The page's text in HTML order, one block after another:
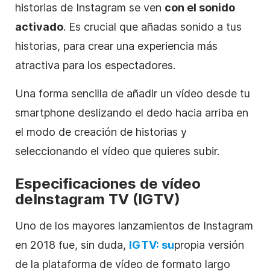
historias de Instagram se ven con el sonido
activado. Es crucial que añadas sonido a tus
historias, para crear una experiencia más
atractiva para los espectadores.
Una forma sencilla de añadir un vídeo desde tu
smartphone deslizando el dedo hacia arriba en
el modo de creación de historias y
seleccionando el vídeo que quieres subir.
Especificaciones de vídeo
deInstagram TV (IGTV)
Uno de los mayores lanzamientos de Instagram
en 2018 fue, sin duda, IGTV: supropia versión
de la plataforma de vídeo de formato largo